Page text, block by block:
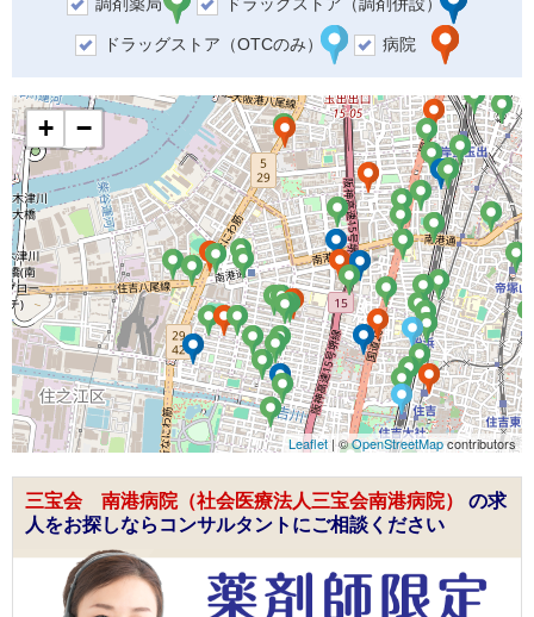
ドラッグストア（OTCのみ） 病院
+ −
Leaflet| ©OpenStreetMapcontributors
三宝会 南港病院（社会医療法人三宝会南港病院） の求
人をお探しならコンサルタントにご相談ください